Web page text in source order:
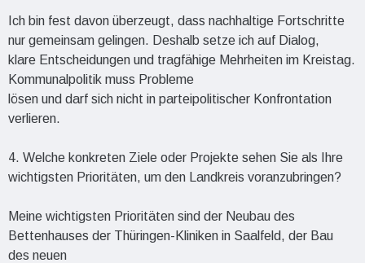
Ich bin fest davon überzeugt, dass nachhaltige Fortschritte
nur gemeinsam gelingen. Deshalb setze ich auf Dialog,
klare Entscheidungen und tragfähige Mehrheiten im Kreistag.
Kommunalpolitik muss Probleme
lösen und darf sich nicht in parteipolitischer Konfrontation
verlieren.
4. Welche konkreten Ziele oder Projekte sehen Sie als Ihre
wichtigsten Prioritäten, um den Landkreis voranzubringen?
Meine wichtigsten Prioritäten sind der Neubau des
Bettenhauses der Thüringen-Kliniken in Saalfeld, der Bau
des neuen